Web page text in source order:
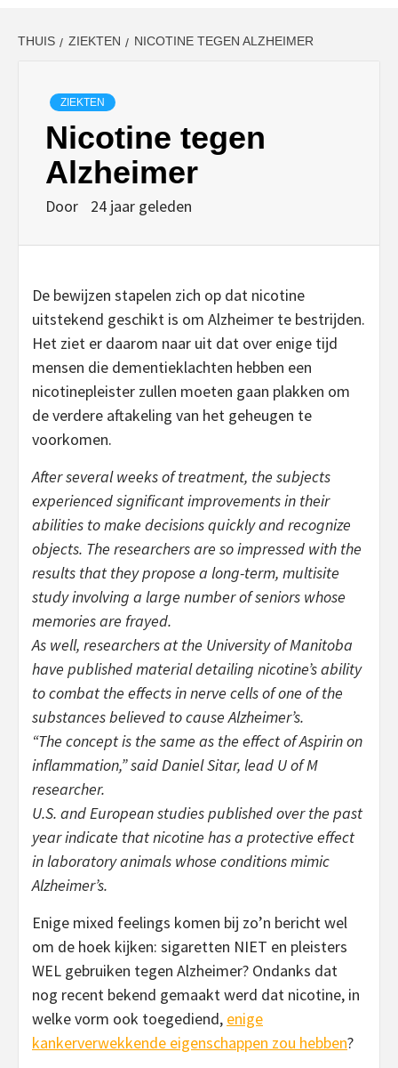
THUIS ZIEKTEN NICOTINE TEGEN ALZHEIMER
ZIEKTEN
Nicotine tegen
Alzheimer
Door 24 jaar geleden
De bewijzen stapelen zich op dat nicotine
uitstekend geschikt is om Alzheimer te bestrijden.
Het ziet er daarom naar uit dat over enige tijd
mensen die dementieklachten hebben een
nicotinepleister zullen moeten gaan plakken om
de verdere aftakeling van het geheugen te
voorkomen.
After several weeks of treatment, the subjects
experienced significant improvements in their
abilities to make decisions quickly and recognize
objects. The researchers are so impressed with the
results that they propose a long-term, multisite
study involving a large number of seniors whose
memories are frayed.
As well, researchers at the University of Manitoba
have published material detailing nicotine’s ability
to combat the effects in nerve cells of one of the
substances believed to cause Alzheimer’s.
“The concept is the same as the effect of Aspirin on
inflammation,” said Daniel Sitar, lead U of M
researcher.
U.S. and European studies published over the past
year indicate that nicotine has a protective effect
in laboratory animals whose conditions mimic
Alzheimer’s.
Enige mixed feelings komen bij zo’n bericht wel
om de hoek kijken: sigaretten NIET en pleisters
WEL gebruiken tegen Alzheimer? Ondanks dat
nog recent bekend gemaakt werd dat nicotine, in
welke vorm ook toegediend, enige
kankerverwekkende eigenschappen zou hebben?